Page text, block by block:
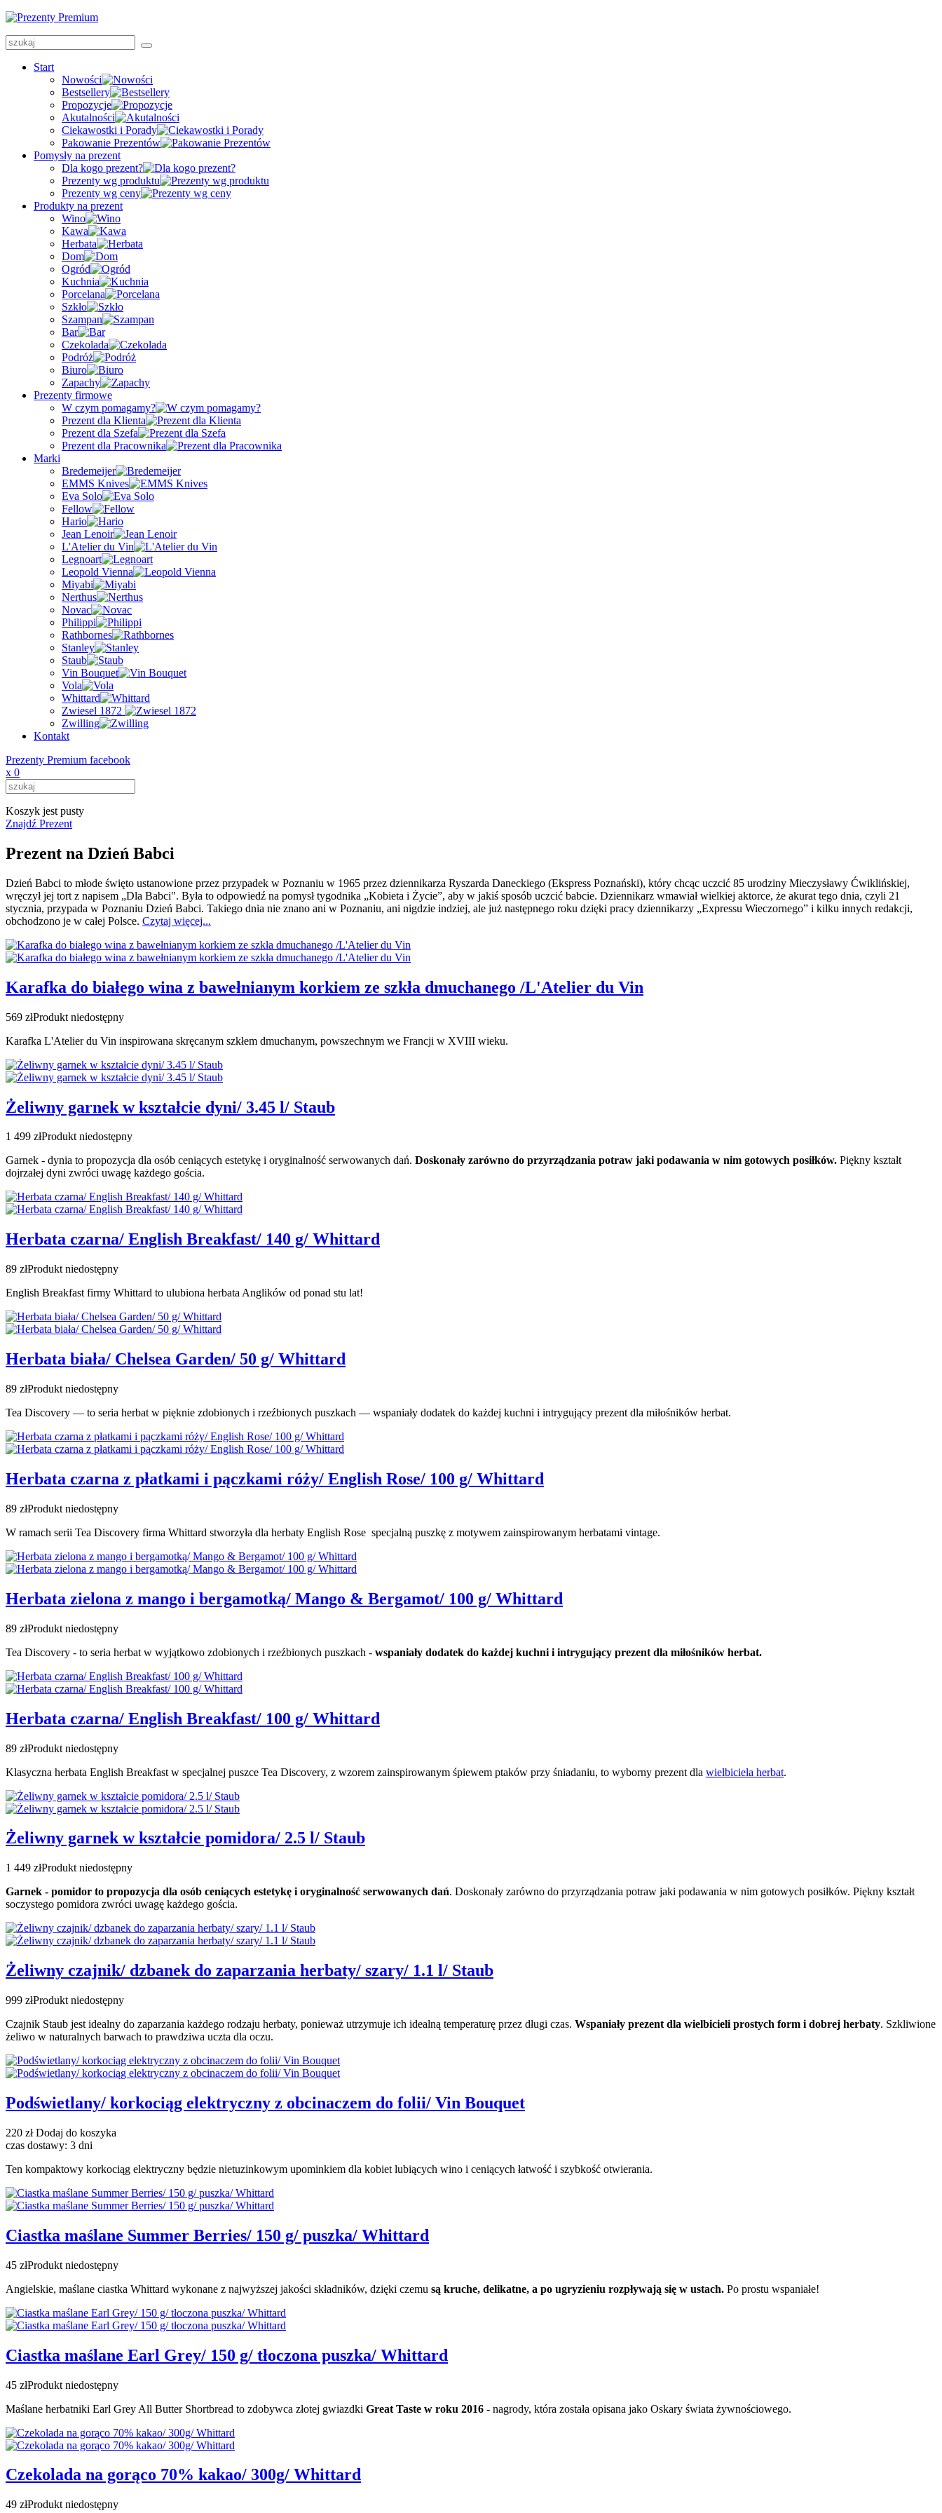
Start
Nowości
Bestsellery
Propozycje
Akutalności
Ciekawostki i Porady
Pakowanie Prezentów
Pomysły na prezent
Dla kogo prezent?
Prezenty wg produktu
Prezenty wg ceny
Produkty na prezent
Wino
Kawa
Herbata
Dom
Ogród
Kuchnia
Porcelana
Szkło
Szampan
Bar
Czekolada
Podróż
Biuro
Zapachy
Prezenty firmowe
W czym pomagamy?
Prezent dla Klienta
Prezent dla Szefa
Prezent dla Pracownika
Marki
Bredemeijer
EMMS Knives
Eva Solo
Fellow
Hario
Jean Lenoir
L'Atelier du Vin
Legnoart
Leopold Vienna
Miyabi
Nerthus
Novac
Philippi
Rathbornes
Stanley
Staub
Vin Bouquet
Vola
Whittard
Zwiesel 1872
Zwilling
Kontakt
Prezenty Premium facebook
x 0
Koszyk jest pusty
Znajdź Prezent
Prezent na Dzień Babci
Dzień Babci to młode święto ustanowione przez przypadek w Poznaniu w 1965 przez dziennikarza Ryszarda Daneckiego (Ekspress Poznański), który chcąc uczcić 85 urodziny Mieczysławy Ćwiklińskiej,
wręczył jej tort z napisem „Dla Babci". Była to odpowiedź na pomysł tygodnika „Kobieta i Życie”, aby w jakiś sposób uczcić babcie. Dziennikarz wmawiał wielkiej aktorce, że akurat tego dnia, czyli 21
stycznia, przypada w Poznaniu Dzień Babci. Takiego dnia nie znano ani w Poznaniu, ani nigdzie indziej, ale już następnego roku dzięki pracy dziennikarzy „Expressu Wieczornego” i kilku innych redakcji,
obchodzono je w całej Polsce. Czytaj więcej...
Karafka do białego wina z bawełnianym korkiem ze szkła dmuchanego /L'Atelier du Vin
569 złProdukt niedostępny
Karafka L'Atelier du Vin inspirowana skręcanym szkłem dmuchanym, powszechnym we Francji w XVIII wieku.
Żeliwny garnek w kształcie dyni/ 3.45 l/ Staub
1 499 złProdukt niedostępny
Garnek - dynia to propozycja dla osób ceniących estetykę i oryginalność serwowanych dań. Doskonały zarówno do przyrządzania potraw jaki podawania w nim gotowych posiłków. Piękny kształt
dojrzałej dyni zwróci uwagę każdego gościa.
Herbata czarna/ English Breakfast/ 140 g/ Whittard
89 złProdukt niedostępny
English Breakfast firmy Whittard to ulubiona herbata Anglików od ponad stu lat!
Herbata biała/ Chelsea Garden/ 50 g/ Whittard
89 złProdukt niedostępny
Tea Discovery — to seria herbat w pięknie zdobionych i rzeźbionych puszkach — wspaniały dodatek do każdej kuchni i intrygujący prezent dla miłośników herbat.
Herbata czarna z płatkami i pączkami róży/ English Rose/ 100 g/ Whittard
89 złProdukt niedostępny
W ramach serii Tea Discovery firma Whittard stworzyła dla herbaty English Rose specjalną puszkę z motywem zainspirowanym herbatami vintage.
Herbata zielona z mango i bergamotką/ Mango & Bergamot/ 100 g/ Whittard
89 złProdukt niedostępny
Tea Discovery - to seria herbat w wyjątkowo zdobionych i rzeźbionych puszkach - wspaniały dodatek do każdej kuchni i intrygujący prezent dla miłośników herbat.
Herbata czarna/ English Breakfast/ 100 g/ Whittard
89 złProdukt niedostępny
Klasyczna herbata English Breakfast w specjalnej puszce Tea Discovery, z wzorem zainspirowanym śpiewem ptaków przy śniadaniu, to wyborny prezent dla wielbiciela herbat.
Żeliwny garnek w kształcie pomidora/ 2.5 l/ Staub
1 449 złProdukt niedostępny
Garnek - pomidor to propozycja dla osób ceniących estetykę i oryginalność serwowanych dań. Doskonały zarówno do przyrządzania potraw jaki podawania w nim gotowych posiłków. Piękny kształt
soczystego pomidora zwróci uwagę każdego gościa.
Żeliwny czajnik/ dzbanek do zaparzania herbaty/ szary/ 1.1 l/ Staub
999 złProdukt niedostępny
Czajnik Staub jest idealny do zaparzania każdego rodzaju herbaty, ponieważ utrzymuje ich idealną temperaturę przez długi czas. Wspaniały prezent dla wielbicieli prostych form i dobrej herbaty. Szkliwione
żeliwo w naturalnych barwach to prawdziwa uczta dla oczu.
Podświetlany/ korkociąg elektryczny z obcinaczem do folii/ Vin Bouquet
220 złDodaj do koszyka
czas dostawy: 3 dni
Ten kompaktowy korkociąg elektryczny będzie nietuzinkowym upominkiem dla kobiet lubiących wino i ceniących łatwość i szybkość otwierania.
Ciastka maślane Summer Berries/ 150 g/ puszka/ Whittard
45 złProdukt niedostępny
Angielskie, maślane ciastka Whittard wykonane z najwyższej jakości składników, dzięki czemu są kruche, delikatne, a po ugryzieniu rozpływają się w ustach. Po prostu wspaniałe!
Ciastka maślane Earl Grey/ 150 g/ tłoczona puszka/ Whittard
45 złProdukt niedostępny
Maślane herbatniki Earl Grey All Butter Shortbread to zdobywca złotej gwiazdki Great Taste w roku 2016 - nagrody, która została opisana jako Oskary świata żywnościowego.
Czekolada na gorąco 70% kakao/ 300g/ Whittard
49 złProdukt niedostępny